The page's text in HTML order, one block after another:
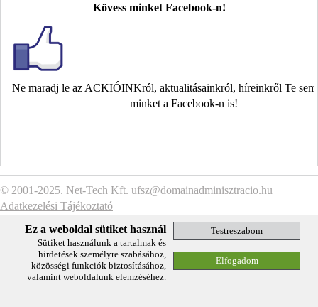
Kövess minket Facebook-n!
Ne maradj le az ACKIÓINKról, aktualitásainkról, híreinkről Te
minket a Facebook-n is!
© 2001-2025. Net-Tech Kft. ufsz@domainadminisztracio.hu
Adatkezelési Tájékoztató
Ez a weboldal sütiket használ
Sütiket használunk a tartalmak és
hirdetések személyre szabásához,
közösségi funkciók biztosításához,
valamint weboldalunk elemzéséhez.